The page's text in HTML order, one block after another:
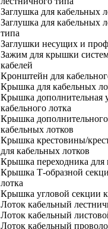
Заглушка для кабельных
Заглушка для кабельных
типа
Заглушки несущих и
Зажим для крышки
кабелей
Кронштейн для
Крышка для кабельных
Крышка дополнительная
кабельного лотка
Крышка
кабельных лотков
Крышка крестовины/
для кабельных лотков
Крышка переходника для
Крышка Т-образной
лотка
Крышка угловой секции
Лоток кабельный
Лоток кабельный
Лоток кабельный